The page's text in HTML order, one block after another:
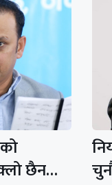
छैन…